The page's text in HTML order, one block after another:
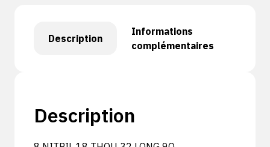
Description
Informations
complémentaires
Description